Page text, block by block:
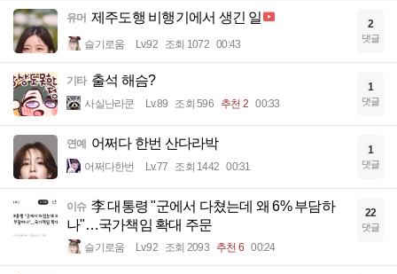
유머 제주도행 비행기에서 생긴 일
슬기로움 Lv.92 조회 1072 00:43
2
댓글
기타 출석 해슴?
사실난라쿤 Lv.89 조회 596 추천 2 00:33
1
댓글
연예 어쩌다 한번 산다라박
어쩌다한번 Lv.77 조회 1442 00:31
1
댓글
이슈 李 대통령 "군에서 다쳤는데 왜 6% 부담하
나"…국가책임 확대 주문
슬기로움 Lv.92 조회 2093 추천 6 00:24
22
댓글